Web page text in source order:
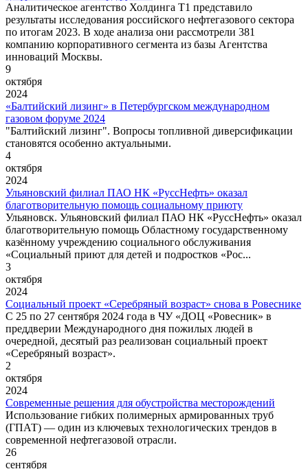
Аналитическое агентство Холдинга Т1 представило
результаты исследования российского нефтегазового сектора
по итогам 2023. В ходе анализа они рассмотрели 381
компанию корпоративного сегмента из базы Агентства
инноваций Москвы.
9
октября
2024
«Балтийский лизинг» в Петербургском международном
газовом форуме 2024
"Балтийский лизинг". Вопросы топливной диверсификации
становятся особенно актуальными.
4
октября
2024
Ульяновский филиал ПАО НК «РуссНефть» оказал
благотворительную помощь социальному приюту
Ульяновск. Ульяновский филиал ПАО НК «РуссНефть» оказал
благотворительную помощь Областному государственному
казённому учреждению социального обслуживания
«Социальный приют для детей и подростков «Рос...
3
октября
2024
Социальный проект «Серебряный возраст» снова в Ровеснике
С 25 по 27 сентября 2024 года в ЧУ «ДОЦ «Ровесник» в
преддверии Международного дня пожилых людей в
очередной, десятый раз реализован социальный проект
«Серебряный возраст».
2
октября
2024
Современные решения для обустройства месторождений
Использование гибких полимерных армированных труб
(ГПАТ) — один из ключевых технологических трендов в
современной нефтегазовой отрасли.
26
сентября